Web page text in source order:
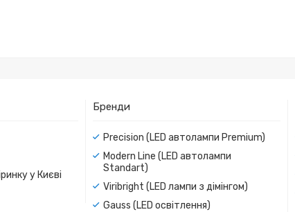
у Києві
Бренди
Precision (LED автолампи Premium)
Modern Line (LED автолампи
Standart)
Viribright (LED лампи з дімінгом)
Gauss (LED освітлення)